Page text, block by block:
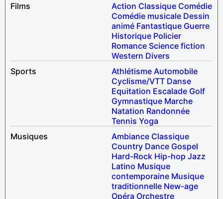
Films
Action Classique Comédie
Comédie musicale Dessin
animé Fantastique Guerre
Historique Policier
Romance Science fiction
Western Divers
Sports
Athlétisme Automobile
Cyclisme/VTT Danse
Equitation Escalade Golf
Gymnastique Marche
Natation Randonnée
Tennis Yoga
Musiques
Ambiance Classique
Country Dance Gospel
Hard-Rock Hip-hop Jazz
Latino Musique
contemporaine Musique
traditionnelle New-age
Opéra Orchestre